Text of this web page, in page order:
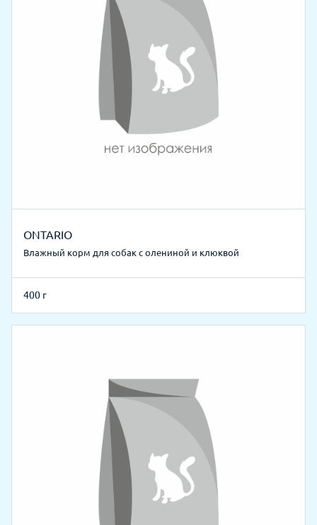
ONTARIO
Влажный корм для собак с олениной и клюквой
400 г